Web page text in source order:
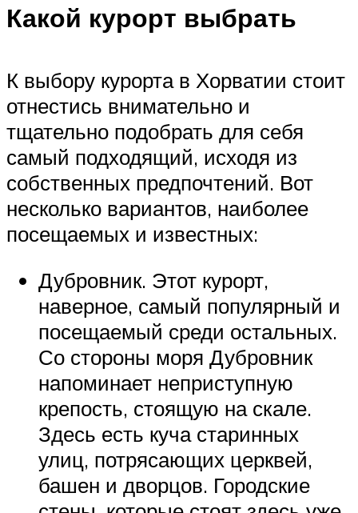
Какой курорт выбрать
К выбору курорта в Хорватии стоит
отнестись внимательно и
тщательно подобрать для себя
самый подходящий, исходя из
собственных предпочтений. Вот
несколько вариантов, наиболее
посещаемых и известных:
Дубровник. Этот курорт,
наверное, самый популярный и
посещаемый среди остальных.
Со стороны моря Дубровник
напоминает неприступную
крепость, стоящую на скале.
Здесь есть куча старинных
улиц, потрясающих церквей,
башен и дворцов. Городские